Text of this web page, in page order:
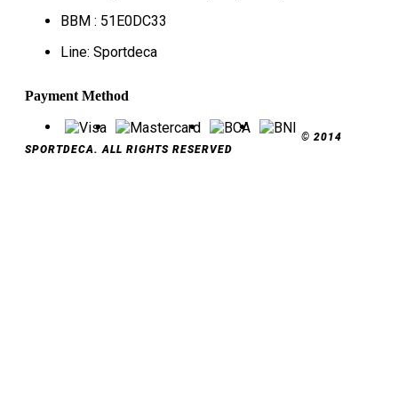
BBM : 51E0DC33
Line: Sportdeca
Payment Method
© 2014
SPORTDECA. ALL RIGHTS RESERVED